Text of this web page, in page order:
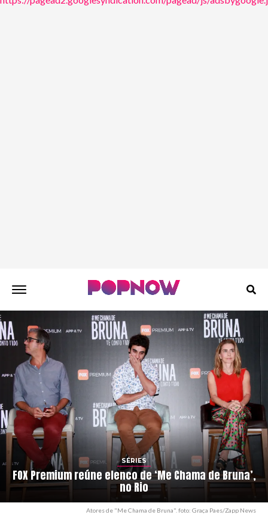
SÉRIES
FOX Premium reúne elenco de ‘Me Chama de Bruna’,
no Rio
Atores de "Me Chama de Bruna". foto: Graça Paes/Zapp News